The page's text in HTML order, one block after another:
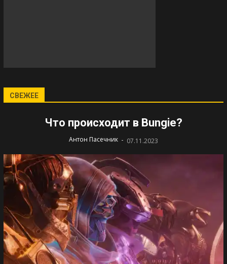
СВЕЖЕЕ
Что происходит в Bungie?
Антон Пасечник - 07.11.2023